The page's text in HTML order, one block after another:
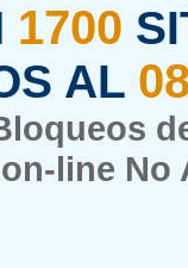
1700
AL
line